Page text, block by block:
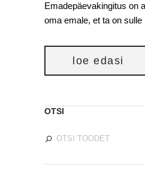
Emadepäevakingitus on
oma emale, et ta on sulle
loe edasi
OTSI